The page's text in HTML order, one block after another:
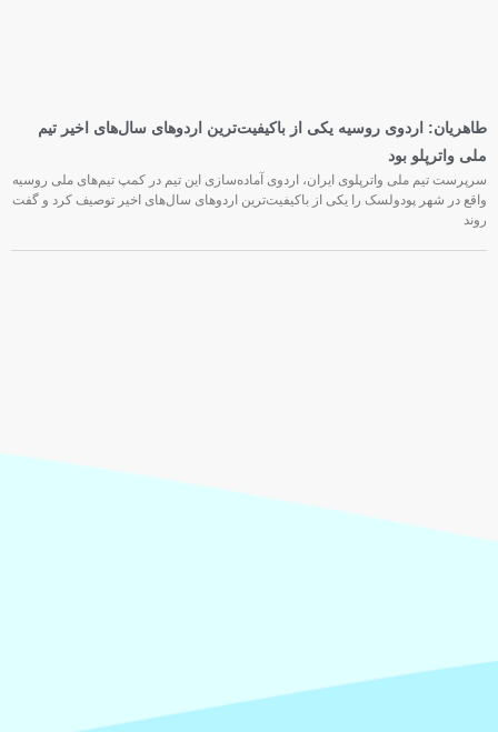
طاهریان: اردوی روسیه یکی از باکیفیت‌ترین اردوهای سال‌های اخیر تیم
ملی واترپلو بود
سرپرست تیم ملی واترپلوی ایران، اردوی آماده‌سازی این تیم در کمپ تیم‌های ملی روسیه
واقع در شهر پودولسک را یکی از باکیفیت‌ترین اردوهای سال‌های اخیر توصیف کرد و گفت
روند